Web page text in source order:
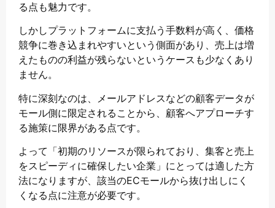
る点も魅力です。
しかしプラットフォームに支払う手数料が高く、価格
競争に巻き込まれやすいという側面があり、売上は増
えたものの利益が残らないというケースも少なくあり
ません。
特に深刻なのは、メールアドレスなどの顧客データが
モール側に限定されることから、顧客へアプローチす
る施策に限界がある点です。
よって「初期のリソースが限られており、集客と売上
をスピーディに確保したい企業」にとっては適した方
法になりますが、該当のECモールから抜け出しにく
くなる点に注意が必要です。